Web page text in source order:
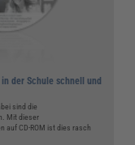
der Schule schnell und
sind die
Mit dieser
auf CD-ROM ist dies rasch